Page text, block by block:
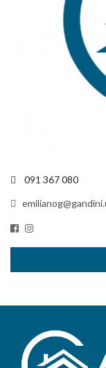
091 367 080